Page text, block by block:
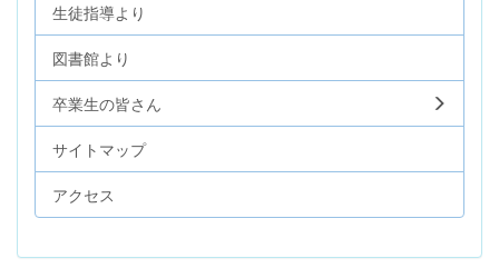
生徒指導より
図書館より
卒業生の皆さん
サイトマップ
アクセス